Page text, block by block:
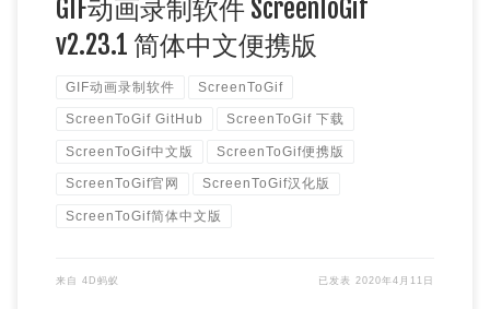
GIF动画录制软件 ScreenToGif
v2.23.1 简体中文便携版
GIF动画录制软件 ScreenToGif
ScreenToGif GitHub ScreenToGif 下载
ScreenToGif中文版 ScreenToGif便携版
ScreenToGif官网 ScreenToGif汉化版
ScreenToGif简体中文版
来自 4D蚂蚁 已发表 2020年4月11日